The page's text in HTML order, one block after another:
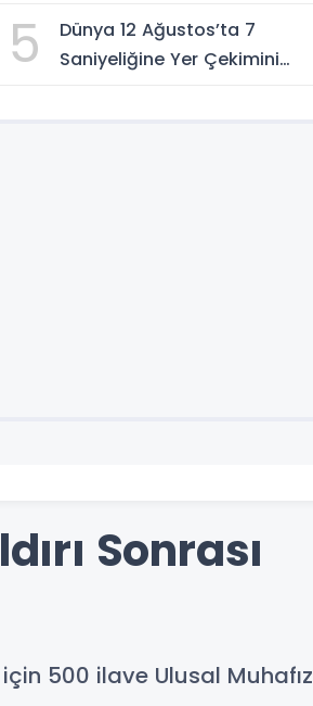
5
Dünya 12 Ağustos’ta 7
Saniyeliğine Yer Çekimini
Sonrası
500 ilave Ulusal Muhafız